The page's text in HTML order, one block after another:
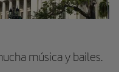
música y bailes.